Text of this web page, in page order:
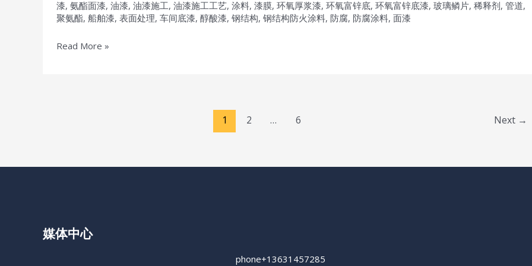
防
腐
Penguard
Express
重
漆, 氨酯面漆, 油漆, 油漆施工, 油漆施工工艺, 涂料, 漆膜, 环氧厚浆漆, 环氧富锌底, 环氧富锌底漆, 玻璃鳞片, 稀释剂, 管道,
聚氨酯, 船舶漆, 表面处理, 车间底漆, 醇酸漆, 钢结构, 钢结构防火涂料, 防腐, 防腐涂料, 面漆
佐
jotatop
Read More »
1 2 … 6 Next →
媒体中心
phone+13631457285